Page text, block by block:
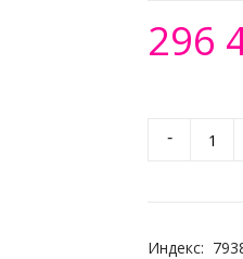
296
-
Индекс: